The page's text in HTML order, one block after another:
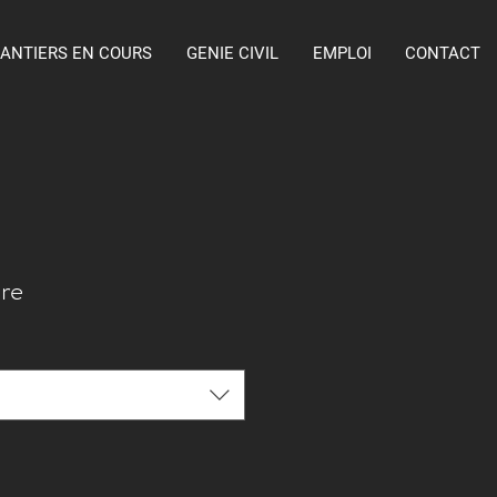
EN COURS GENIE CIVIL EMPLOI CONTACT